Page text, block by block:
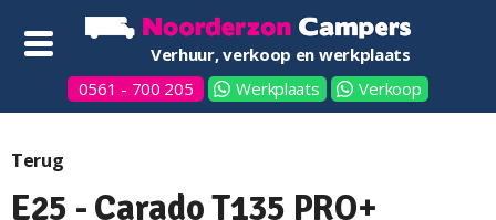
Verhuur, verkoop en werkplaats
0561 - 700 205
Werkplaats Verkoop
Terug
E25 - Carado T135 PRO+